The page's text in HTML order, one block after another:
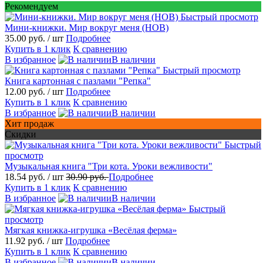
Рекомендуем
Быстрый просмотр
Мини-книжки. Мир вокруг меня (НОВ)
35.00 руб. / шт Подробнее
Купить в 1 клик К сравнению
В избранное
В наличии
Быстрый просмотр
Книга картонная с пазлами "Репка"
12.00 руб. / шт Подробнее
Купить в 1 клик К сравнению
В избранное
В наличии
Хит продаж
Скидки
Быстрый
просмотр
Музыкальная книга "Три кота. Уроки вежливости"
18.54 руб. / шт 30.90 руб.Подробнее
Купить в 1 клик К сравнению
В избранное
В наличии
Быстрый
просмотр
Мягкая книжка-игрушка «Весёлая ферма»
11.92 руб. / шт Подробнее
Купить в 1 клик К сравнению